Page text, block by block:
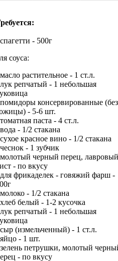
- 500г
соуса:
растительное - 1 ст.л.
репчатый - 1 небольшая
консервированные (без
- 5-6 шт.
паста - 4 ст.л.
- 1/2 стакана
красное вино - 1/2 стакана
- 1 зубчик
черный перец, лавровый
- по вкусу
фрикаделек - говяжий фарш -
- 1/2 стакана
белый - 1-2 кусочка
репчатый - 1 небольшая
(измельченный) - 1 ст.л.
- 1 шт.
петрушки, молотый
- по вкусу